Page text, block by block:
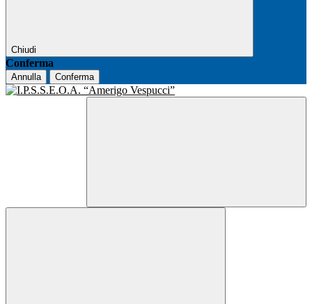
Chiudi
Conferma
Annulla Conferma